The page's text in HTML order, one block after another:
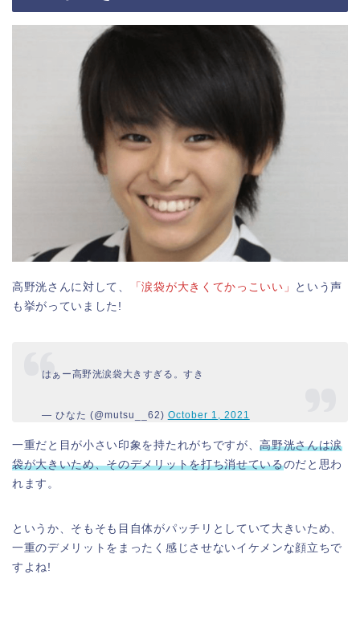
高野洸さんに対して、 「涙袋が大きくてかっこいい」
という声
も挙がっていました!
はぁー高野洸涙袋大きすぎる。すき
— ひなた (@mutsu__62) October 1, 2021
一重だと目が小さい印象を持たれがちですが、高野洸さんは涙
袋が大きいため、そのデメリットを打ち消せているのだと思わ
れます。
というか、そもそも目自体がパッチリとしていて大きいため、
一重のデメリットをまったく感じさせないイケメンな顔立ちで
すよね!